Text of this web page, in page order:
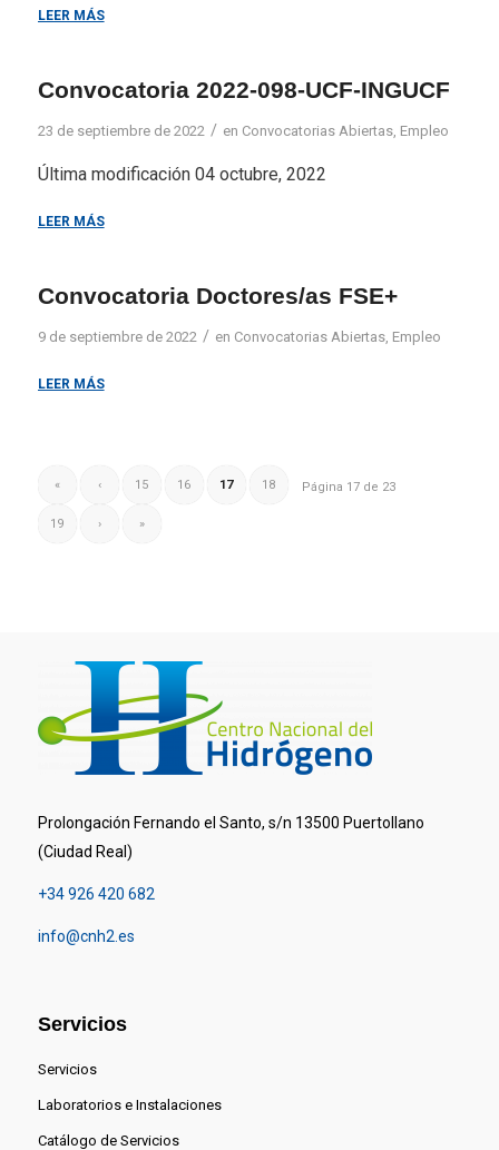
LEER MÁS
Convocatoria 2022-098-UCF-INGUCF
23 de septiembre de 2022 / en Convocatorias Abiertas, Empleo
Última modificación 04 octubre, 2022
LEER MÁS
Convocatoria Doctores/as FSE+
9 de septiembre de 2022 / en Convocatorias Abiertas, Empleo
LEER MÁS
Página 17 de 23
« ‹ 15 16 17 18
19 › »
Prolongación Fernando el Santo, s/n 13500 Puertollano
(Ciudad Real)
+34 926 420 682
info@cnh2.es
Servicios
Servicios
Laboratorios e Instalaciones
Catálogo de Servicios